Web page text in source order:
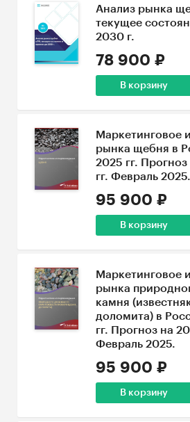
Анализ рынка
текущее
2030 г.
78 900 ₽
В корзину
Маркетинговое
рынка щебня в
2025 гг.
гг. Февраль 2025.
95 900 ₽
В корзину
Маркетинговое
рынка
камня
доломита) в
гг. Прогноз на
Февраль 2025.
95 900 ₽
В корзину